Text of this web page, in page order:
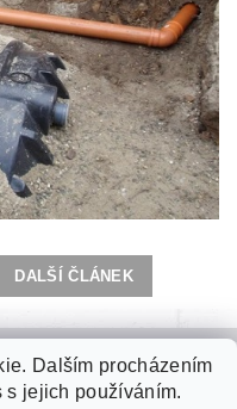
DALŠÍ ČLÁNEK
Kari sítě | Jímky na vodu
| Tepelné izolace
Dalším procházením
s jejich používáním.